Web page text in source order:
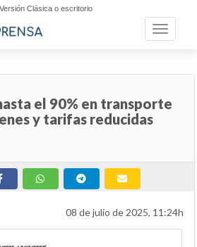
Clásica o escritorio
Toggle
el 90% en transporte
y tarifas reducidas
08 de julio de 2025, 11:24h